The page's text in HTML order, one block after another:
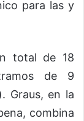
para las y
total de 18
de 9
Graus, en la
combina